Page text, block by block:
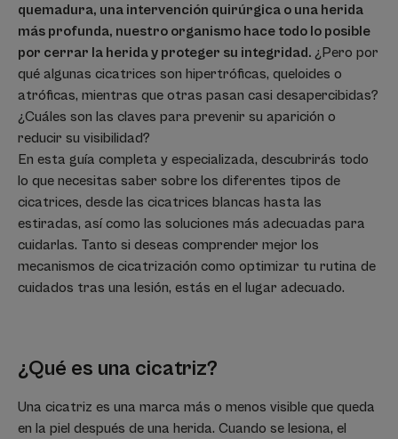
quemadura, una intervención quirúrgica o una herida
más profunda, nuestro organismo hace todo lo posible
por cerrar la herida y proteger su integridad. ¿Pero por
qué algunas cicatrices son hipertróficas, queloides o
atróficas, mientras que otras pasan casi desapercibidas?
¿Cuáles son las claves para prevenir su aparición o
reducir su visibilidad?
En esta guía completa y especializada, descubrirás todo
lo que necesitas saber sobre los diferentes tipos de
cicatrices, desde las cicatrices blancas hasta las
estiradas, así como las soluciones más adecuadas para
cuidarlas. Tanto si deseas comprender mejor los
mecanismos de cicatrización como optimizar tu rutina de
cuidados tras una lesión, estás en el lugar adecuado.
¿Qué es una cicatriz?
Una cicatriz es una marca más o menos visible que queda
en la piel después de una herida. Cuando se lesiona, el